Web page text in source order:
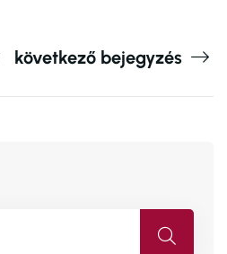
következő bejegyzés